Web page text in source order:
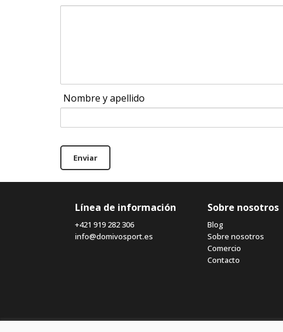
Nombre y apellido
Enviar
Línea de información
+421 919 282 306
info@domivosport.es
Sobre nosotros
Blog
Sobre nosotros
Comercio
Contacto